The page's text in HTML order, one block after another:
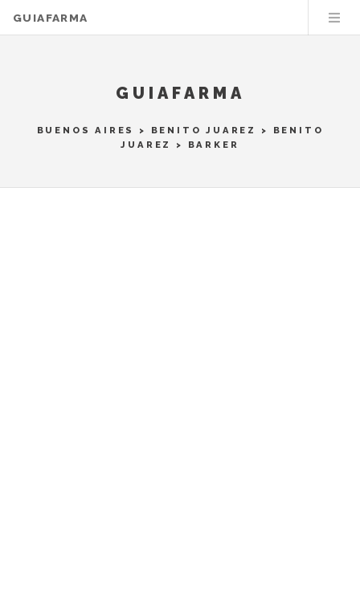
GUIAFARMA
GUIAFARMA
BUENOS AIRES > BENITO JUAREZ >
BENITO
JUAREZ
> BARKER